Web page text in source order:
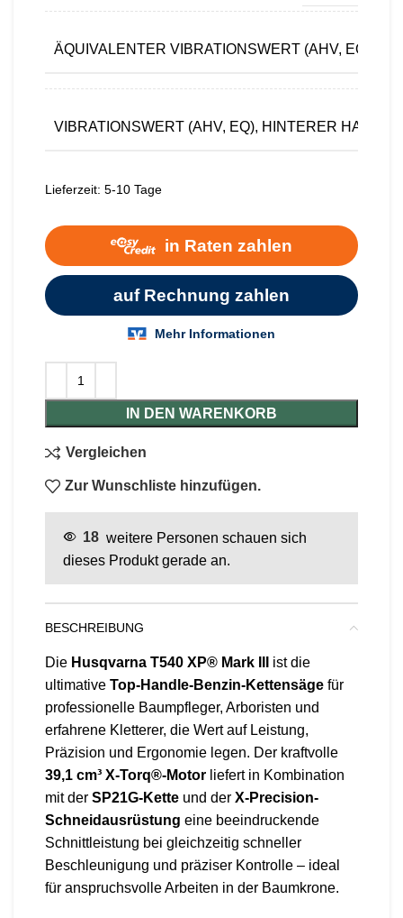
ÄQUIVALENTER VIBRATIONSWERT (AHV, EQ)
VIBRATIONSWERT (AHV, EQ), HINTERER
Lieferzeit: 5-10 Tage
IN DEN WARENKORB
Vergleichen
Zur Wunschliste hinzufügen.
18 weitere Personen schauen sich
dieses Produkt gerade an.
BESCHREIBUNG
Die Husqvarna T540 XP® Mark III
ist die
ultimative Top-Handle-Benzin-Kettensäge für
professionelle Baumpfleger, Arboristen und
erfahrene Kletterer, die Wert auf Leistung,
Präzision und Ergonomie legen. Der kraftvolle
39,1 cm³ X-Torq®-Motor liefert in Kombination
mit der SP21G-Kette und der X-Precision-
Schneidausrüstung eine beeindruckende
Schnittleistung bei gleichzeitig schneller
Beschleunigung und präziser Kontrolle – ideal
für anspruchsvolle Arbeiten in der Baumkrone.